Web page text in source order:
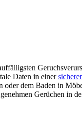
Daten in einer
oder dem Baden in
Gerüchen in